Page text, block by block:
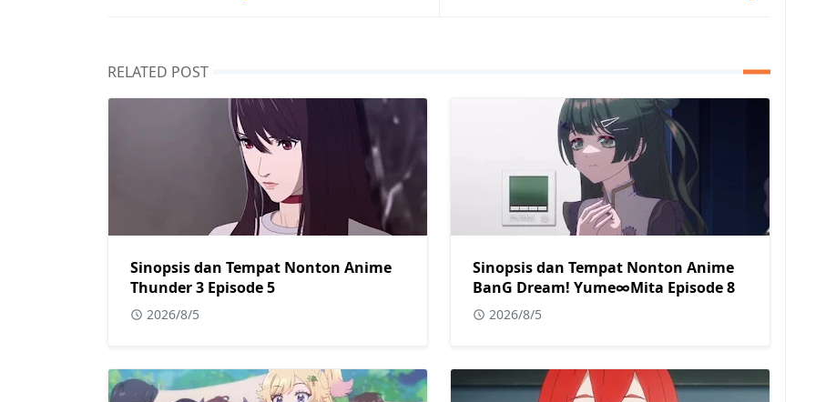
RELATED POST
Sinopsis dan Tempat Nonton Anime
Thunder 3 Episode 5
2026/8/5
Sinopsis dan Tempat Nonton Anime
BanG Dream! Yume∞Mita Episode 8
2026/8/5